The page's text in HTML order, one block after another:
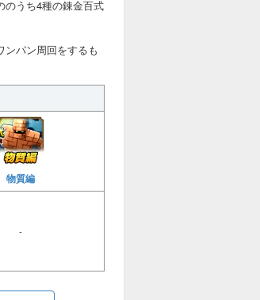
のうち4種の錬金百式
パン周回をするも
物質編
-